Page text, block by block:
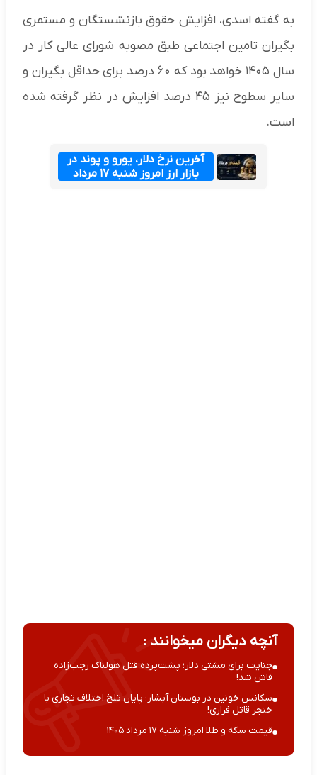
به گفته اسدی، افزایش حقوق بازنشستگان و مستمری
بگیران تامین اجتماعی طبق مصوبه شورای عالی کار در
سال ۱۴۰۵ خواهد بود که ۶۰ درصد برای حداقل بگیران و
سایر سطوح نیز ۴۵ درصد افزایش در نظر گرفته شده
است.
آخرین نرخ دلار، یورو و پوند در
بازار ارز امروز شنبه ۱۷ مرداد
آنچه دیگران میخوانند :
جنایت برای مشتی دلار؛ پشت‌پرده قتل هولناک رجب‌زاده
فاش شد!
سکانس خونین در بوستان آبشار؛ پایان تلخ اختلاف تجاری با
خنجر قاتل فراری!
قیمت سکه و طلا امروز شنبه ۱۷ مرداد ۱۴۰۵